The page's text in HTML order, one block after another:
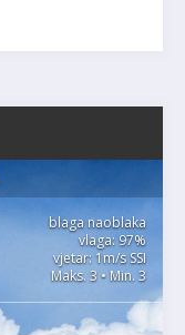
blaga naoblaka
vlaga: 97%
vjetar: 1m/s SSI
Maks. 3 • Min. 3